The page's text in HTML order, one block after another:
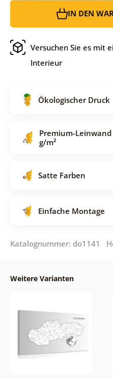
IN DEN
Versuchen Sie es mit
Interieur
Ökologischer Druck
Premium-
g/m²
Satte Farben
Einfache Montage
Katalognummer: do1141
Weitere Varianten